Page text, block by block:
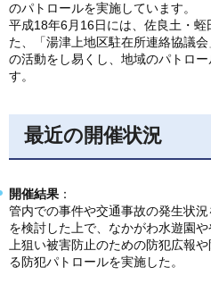
のパトロールを実施しています。
平成18年6月16日には、佐良土・
た、「湯津上地区駐在所連絡協議
の活動をし易くし、地域のパトロ
す。
最近の開催状況
開催結果 ：
管内での事件や交通事故の発生状
を検討した上で、なかがわ水遊園
上狙い被害防止のための防犯広報
る防犯パトロールを実施した。